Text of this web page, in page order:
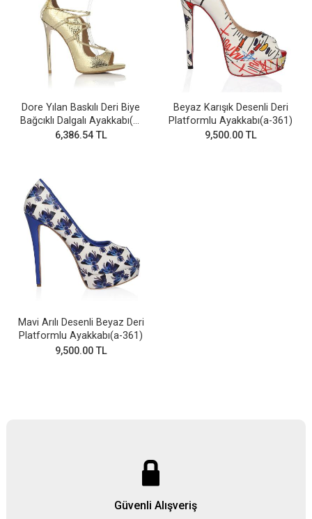
Dore Yılan Baskılı Deri Biye
Bağcıklı Dalgalı Ayakkabı(a-
693)
6,386.54 TL
Beyaz Karışık Desenli Deri
Platformlu Ayakkabı(a-361)
9,500.00 TL
Mavi Arılı Desenli Beyaz Deri
Platformlu Ayakkabı(a-361)
9,500.00 TL
Güvenli Alışveriş